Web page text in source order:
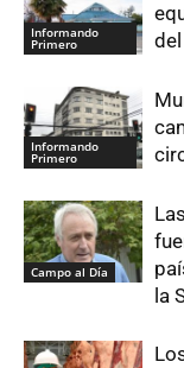
Informando
Primero
Informando
Primero
Campo al Día
la